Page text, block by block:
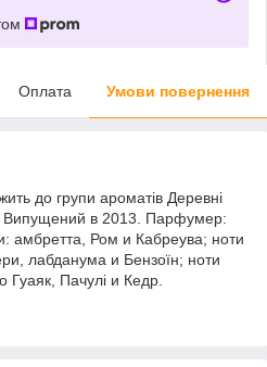
Оплата Умови повернення
до групи ароматів Деревні
Випущений в 2013. Парфумер:
амбретта, Ром и Кабреува; ноти
лабданума и Бензоїн; ноти
Пачулі и Кедр.